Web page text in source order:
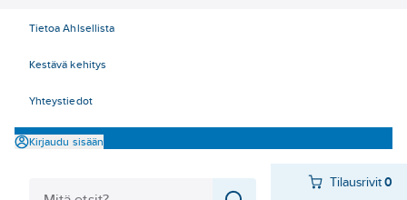
Tietoa Ahlsellista
Kestävä kehitys
Yhteystiedot
Kirjaudu sisään
Tilausrivit 0